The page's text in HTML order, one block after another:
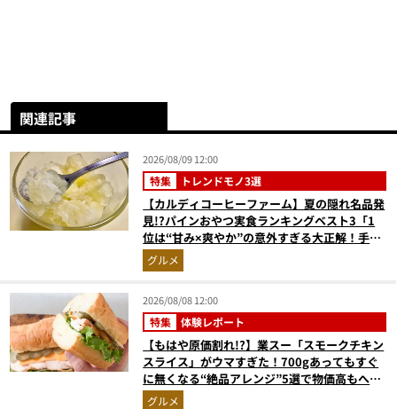
関連記事
2026/08/09 12:00
特集 トレンドモノ3選
【カルディコーヒーファーム】夏の隠れ名品発
見!?パインおやつ実食ランキングベスト3「1
位は“甘み×爽やか”の意外すぎる大正解！手が
止まらない『かりんとう』」
グルメ
2026/08/08 12:00
特集 体験レポート
【もはや原価割れ!?】業スー「スモークチキン
スライス」がウマすぎた！700gあってもすぐ
に無くなる“絶品アレンジ”5選で物価高もへっ
ちゃら
グルメ